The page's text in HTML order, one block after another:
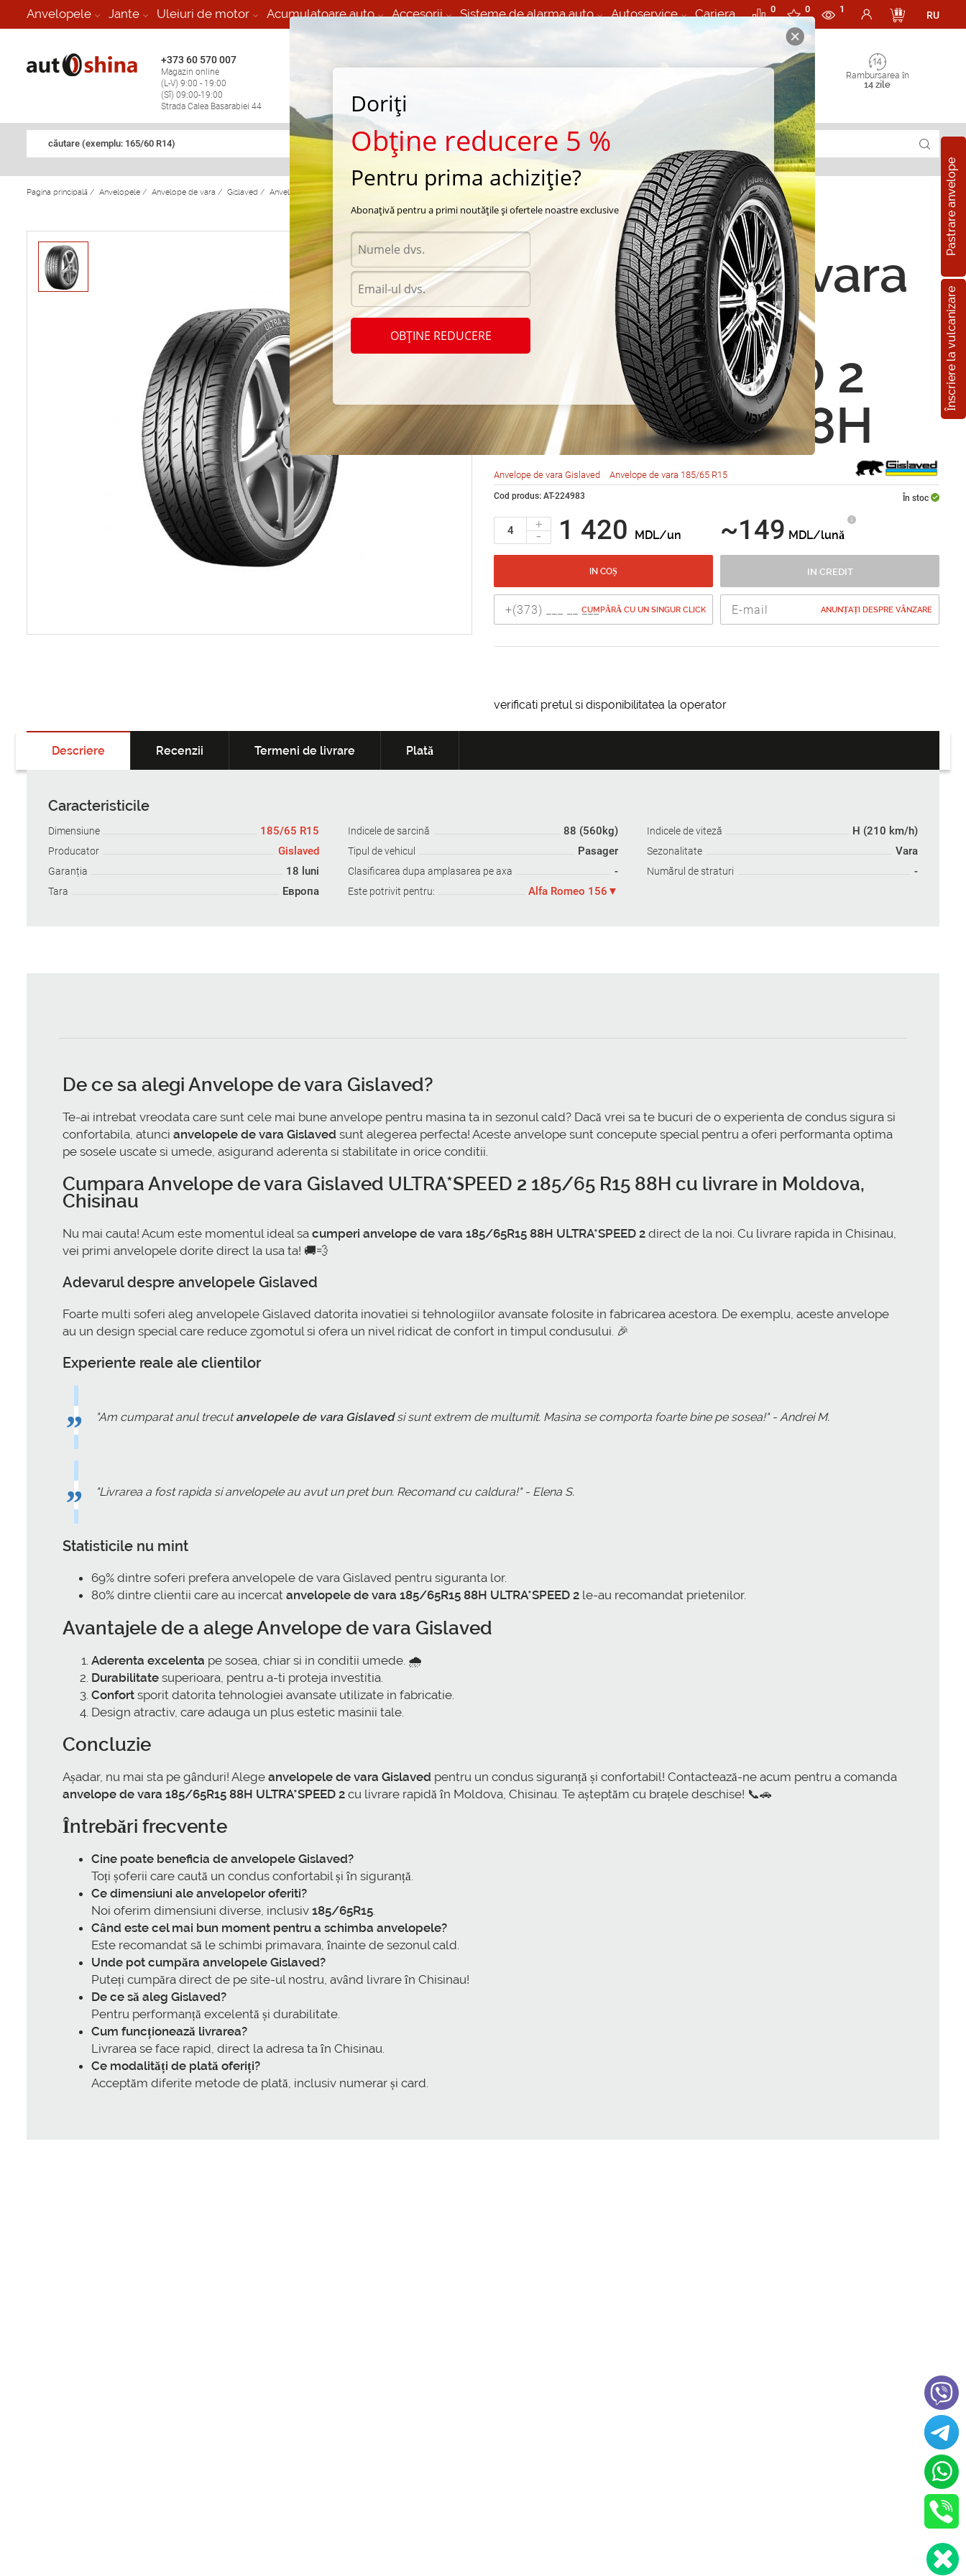
Anvelopele Jante Uleiuri de motor Acumulatoare auto Accesorii Sisteme de alarma auto Autoservice Cariera 0 0 1
RU
+373 60 570 007
Magazin online
(L-V) 9:00 - 19:00
(Sî) 09:00-19:00
Strada Calea Basarabiei 44
Vulcanizare Mobila 24/7 non
Rambursarea în
14 zile
căutare (exemplu: 165/60 R14)
Pastrare anvelope
Înscriere la vulcanizare
Pagina principală / Anvelopele / Anvelope de vara / Gislaved / Anvelope de vara Gislaved ULTRA*SPEED 2 Gislaved ULTRA*SPEED 2 185/65 R15 88H
Anvelope de vara
Gislaved
ULTRA*SPEED 2
185/65 R15 88H
Anvelope de vara Gislaved Anvelope de vara 185/65 R15
Cod produs: AT-224983 În stoc
+
- 1 420 MDL/un ~149 MDL/lună
IN COȘ IN CREDIT
CUMPĂRĂ CU UN SINGUR CLICK ANUNȚAȚI DESPRE VÂNZARE
verificati pretul si disponibilitatea la operator
Descriere Recenzii Termeni de livrare Plată
Caracteristicile
Dimensiune 185/65 R15 Indicele de sarcină 88 (560kg) Indicele de viteză H (210 km/h)
Producator Gislaved Tipul de vehicul Pasager Sezonalitate Vara
Garanția 18 luni Clasificarea dupa amplasarea pe axa - Numărul de straturi -
Tara Европа Este potrivit pentru: Alfa Romeo 156
De ce sa alegi Anvelope de vara Gislaved?
Te-ai intrebat vreodata care sunt cele mai bune anvelope pentru masina ta in sezonul cald? Dacă vrei sa te bucuri de o experienta de condus sigura si
confortabila, atunci anvelopele de vara Gislaved sunt alegerea perfecta! Aceste anvelope sunt concepute special pentru a oferi performanta optima
pe sosele uscate si umede, asigurand aderenta si stabilitate in orice conditii.
Cumpara Anvelope de vara Gislaved ULTRA*SPEED 2 185/65 R15 88H cu livrare in Moldova,
Chisinau
Nu mai cauta! Acum este momentul ideal sa cumperi anvelope de vara 185/65R15 88H ULTRA*SPEED 2 direct de la noi. Cu livrare rapida in Chisinau,
vei primi anvelopele dorite direct la usa ta! 🚚💨
Adevarul despre anvelopele Gislaved
Foarte multi soferi aleg anvelopele Gislaved datorita inovatiei si tehnologiilor avansate folosite in fabricarea acestora. De exemplu, aceste anvelope
au un design special care reduce zgomotul si ofera un nivel ridicat de confort in timpul condusului. 🎉
Experiente reale ale clientilor
"Am cumparat anul trecutanvelopele de vara Gislavedsi sunt extrem de multumit. Masina se comporta foarte bine pe sosea!" - Andrei M.
"Livrarea a fost rapida si anvelopele au avut un pret bun. Recomand cu caldura!" - Elena S.
Statisticile nu mint
69% dintre soferi prefera anvelopele de vara Gislaved pentru siguranta lor.
80% dintre clientii care au incercat anvelopele de vara 185/65R15 88H ULTRA*SPEED 2 le-au recomandat prietenilor.
Avantajele de a alegeAnvelope de vara Gislaved
Aderenta excelenta pe sosea, chiar si in conditii umede. 🌧️
Durabilitate superioara, pentru a-ti proteja investitia.
Confort sporit datorita tehnologiei avansate utilizate in fabricatie.
Design atractiv, care adauga un plus estetic masinii tale.
Concluzie
Așadar, nu mai sta pe gânduri! Alege anvelopele de vara Gislaved pentru un condus siguranță și confortabil! Contactează-ne acum pentru a comanda
anvelope de vara 185/65R15 88H ULTRA*SPEED 2 cu livrare rapidă în Moldova, Chisinau. Te așteptăm cu brațele deschise! 📞🚗
Întrebări frecvente
Cine poate beneficia de anvelopele Gislaved?
Toți șoferii care caută un condus confortabil și în siguranță.
Ce dimensiuni ale anvelopelor oferiti?
Noi oferim dimensiuni diverse, inclusiv 185/65R15.
Când este cel mai bun moment pentru a schimba anvelopele?
Este recomandat să le schimbi primavara, înainte de sezonul cald.
Unde pot cumpăra anvelopele Gislaved?
Puteți cumpăra direct de pe site-ul nostru, având livrare în Chisinau!
De ce să aleg Gislaved?
Pentru performanță excelentă și durabilitate.
Cum funcționează livrarea?
Livrarea se face rapid, direct la adresa ta în Chisinau.
Ce modalități de plată oferiți?
Acceptăm diferite metode de plată, inclusiv numerar și card.
Doriți
Obține reducere 5 %
Pentru prima achiziție?
Abonațivă pentru a primi noutățile și ofertele noastre exclusive
OBȚINE REDUCERE